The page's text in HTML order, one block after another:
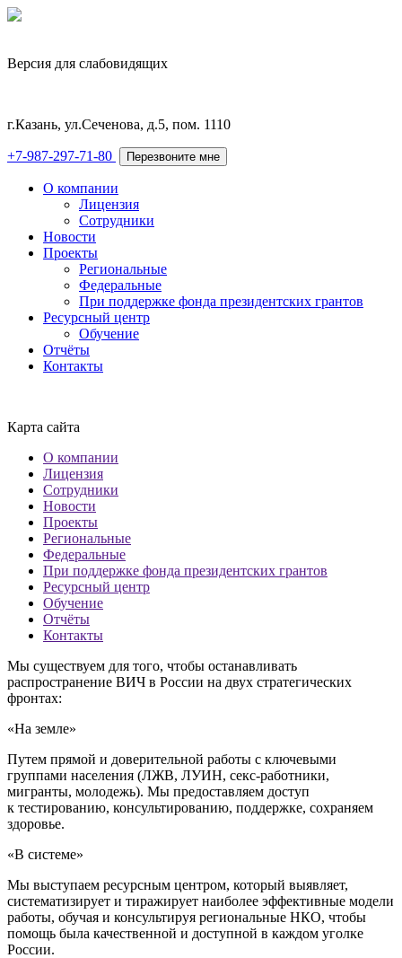
Версия для слабовидящих
г.Казань, ул.Сеченова, д.5, пом. 1110
+7-987-297-71-80 Перезвоните мне
О компании
Лицензия
Сотрудники
Новости
Проекты
Региональные
Федеральные
При поддержке фонда президентских грантов
Ресурсный центр
Обучение
Отчёты
Контакты
Карта сайта
О компании
Лицензия
Сотрудники
Новости
Проекты
Региональные
Федеральные
При поддержке фонда президентских грантов
Ресурсный центр
Обучение
Отчёты
Контакты
Мы существуем для того, чтобы останавливать
распространение ВИЧ в России на двух стратегических
фронтах:
«На земле»
Путем прямой и доверительной работы с ключевыми
группами населения (ЛЖВ, ЛУИН, секс-работники,
мигранты, молодежь). Мы предоставляем доступ
к тестированию, консультированию, поддержке, сохраняем
здоровье.
«В системе»
Мы выступаем ресурсным центром, который выявляет,
систематизирует и тиражирует наиболее эффективные модели
работы, обучая и консультируя региональные НКО, чтобы
помощь была качественной и доступной в каждом уголке
России.